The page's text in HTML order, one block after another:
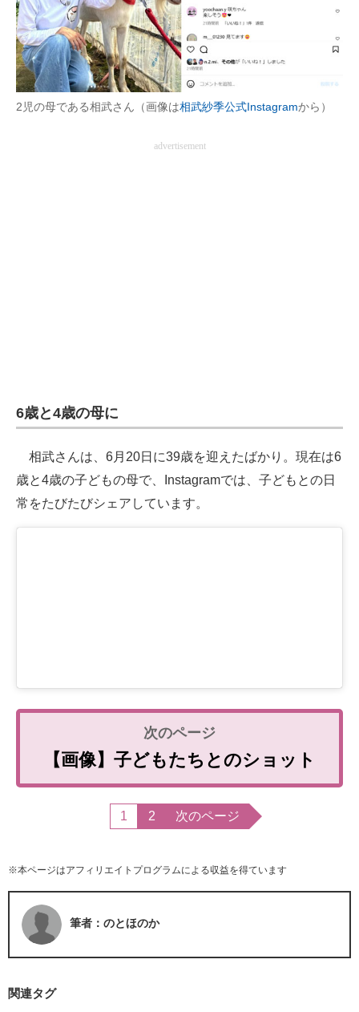
2児の母である相武さん（画像は相武紗季公式Instagramから）
advertisement
6歳と4歳の母に
相武さんは、6月20日に39歳を迎えたばかり。現在は6
歳と4歳の子どもの母で、Instagramでは、子どもとの日
常をたびたびシェアしています。
【画像】子どもたちとのショット
1 2 次のページ
※本ページはアフィリエイトプログラムによる収益を得ています
筆者：のとほのか
関連タグ